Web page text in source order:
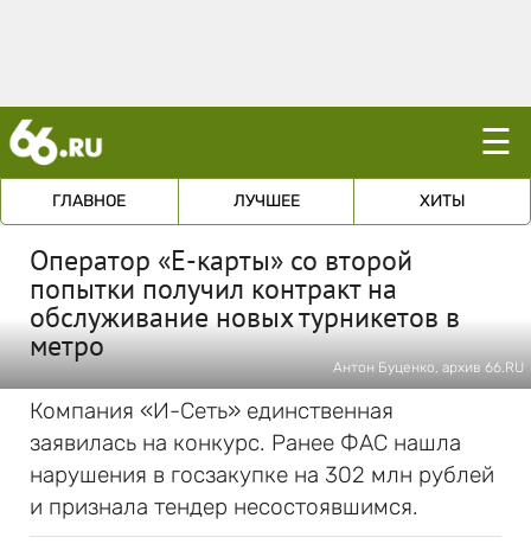
☰
ГЛАВНОЕ ЛУЧШЕЕ ХИТЫ
Оператор «Е-карты» со второй
попытки получил контракт на
обслуживание новых турникетов в
метро
Антон Буценко, архив 66.RU
Компания «И-Сеть» единственная
заявилась на конкурс. Ранее ФАС нашла
нарушения в госзакупке на 302 млн рублей
и признала тендер несостоявшимся.